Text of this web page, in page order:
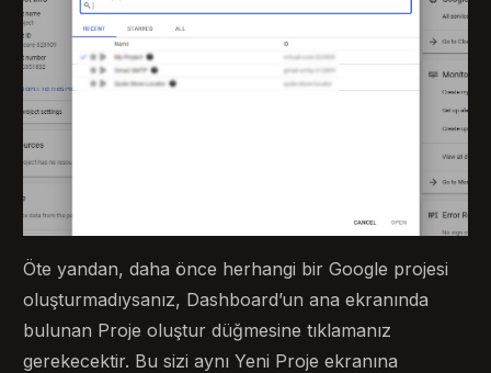
Öte yandan, daha önce herhangi bir Google projesi
oluşturmadıysanız, Dashboard’un ana ekranında
bulunan Proje oluştur düğmesine tıklamanız
gerekecektir. Bu sizi aynı Yeni Proje ekranına